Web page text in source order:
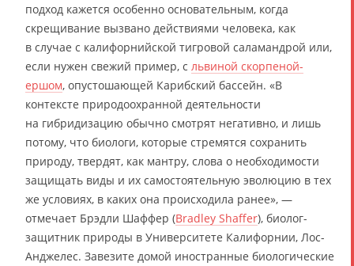
подход кажется особенно основательным, когда
скрещивание вызвано действиями человека, как
в случае с калифорнийской тигровой саламандрой или,
если нужен свежий пример, с львиной скорпеной-
ершом, опустошающей Карибский бассейн. «В
контексте природоохранной деятельности
на гибридизацию обычно смотрят негативно, и лишь
потому, что биологи, которые стремятся сохранить
природу, твердят, как мантру, слова о необходимости
защищать виды и их самостоятельную эволюцию в тех
же условиях, в каких она происходила ранее», —
отмечает Брэдли Шаффер (Bradley Shaffer), биолог-
защитник природы в Университете Калифорнии, Лос-
Анджелес. Завезите домой иностранные биологические